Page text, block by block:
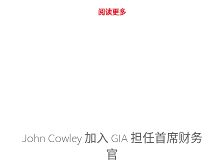
阅读更多
John Cowley 加入 GIA 担任首席财务
官